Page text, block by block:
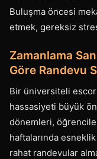
Buluşma öncesi
etmek, gereksiz
Zamanlama
Göre Randevu
Bir üniversiteli
hassasiyeti büyük
dönemleri,
haftalarında
rahat randevular